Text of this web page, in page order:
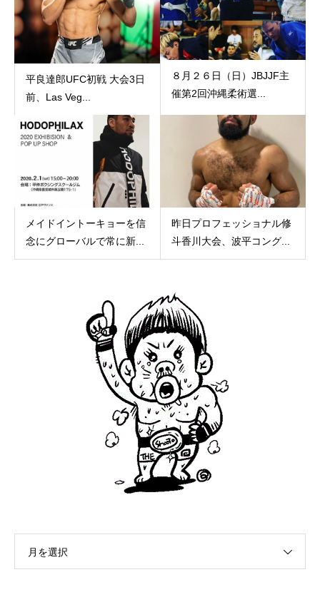
平良達郎UFC初戦 大会3日
前、Las Veg...
８月２６日（日）JBJJF主
催第2回沖縄柔術選...
メイドイントーキョーを信
念にグローバルで常に新...
昨日プロフェッショナル修
斗香川大会、波平コング...
月を選択